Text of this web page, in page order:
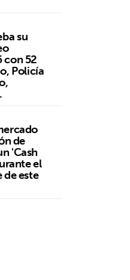
su
con 52
Policía
de
'Cash
el
este